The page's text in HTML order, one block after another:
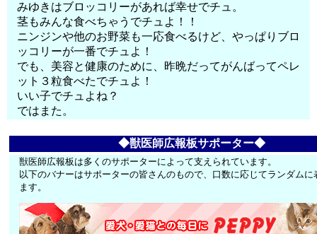
みゆきはブロッコリーがあれば幸せでチュ。
茎もみんな食べちゃうでチュよ！！
ニンジンや他のお野菜も一応食べるけど、やっぱりブロ
ッコリーが一番でチュよ！
でも、美容と健康のために、昨晩だってがんばってペレ
ット３粒食べたでチュよ！
いい子でチュよね？
ではまた。
◆獣医師広報板サポーター◆
獣医師広報板は多くのサポーターによって支えられています。
以下のバナーはサポーターの皆さんのもので、口数に応じてランダムに
ます。